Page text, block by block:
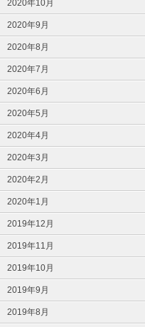
2020年10月
2020年9月
2020年8月
2020年7月
2020年6月
2020年5月
2020年4月
2020年3月
2020年2月
2020年1月
2019年12月
2019年11月
2019年10月
2019年9月
2019年8月